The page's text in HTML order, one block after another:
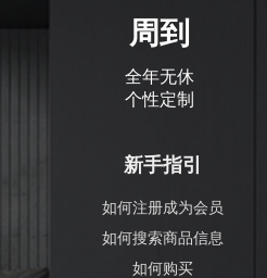
周到
全年无休
个性定制
新手指引
如何注册成为会员
如何搜索商品信息
如何购买